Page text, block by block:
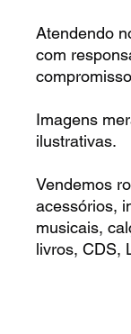
Atendendo
com
Imagens
ilustrativas.
Vendemos
acessórios,
musicais,
livros, CDS,